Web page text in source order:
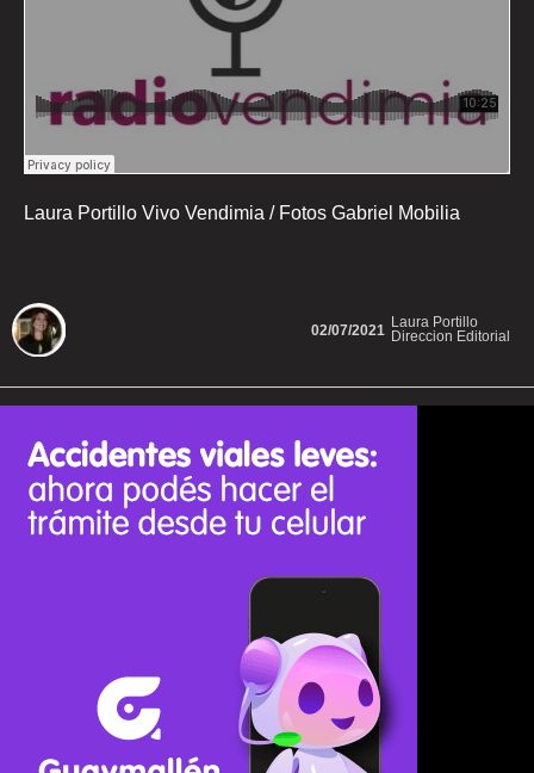
Laura Portillo Vivo Vendimia / Fotos Gabriel Mobilia
Laura Portillo
Direccion Editorial
02/07/2021